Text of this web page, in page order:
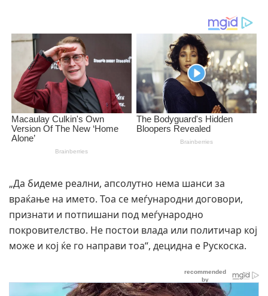
„Да бидеме реални, апсолутно нема шанси за
враќање на името. Тоа се меѓународни договори,
признати и потпишани под меѓународно
покровителство. Не постои влада или политичар кој
може и кој ќе го направи тоа“, децидна е Рускоска.